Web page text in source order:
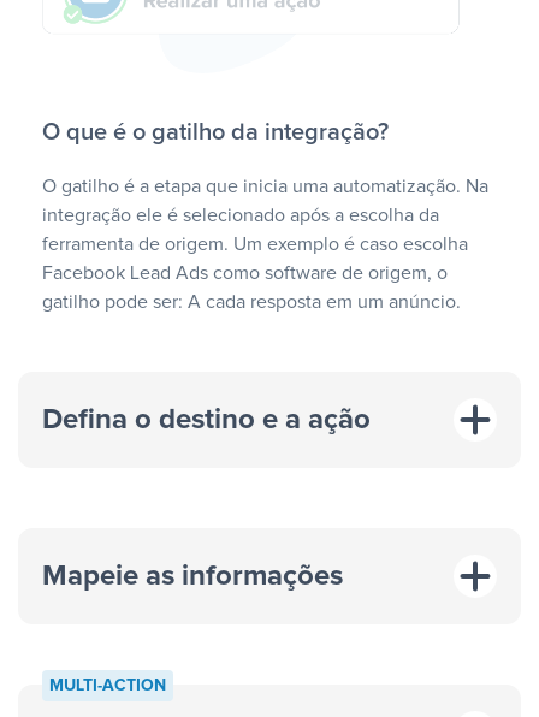
O que é o gatilho da integração?
O gatilho é a etapa que inicia uma automatização. Na
integração ele é selecionado após a escolha da
ferramenta de origem. Um exemplo é caso escolha
Facebook Lead Ads como software de origem, o
gatilho pode ser: A cada resposta em um anúncio.
Defina o destino e a ação
Mapeie as informações
MULTI-ACTION